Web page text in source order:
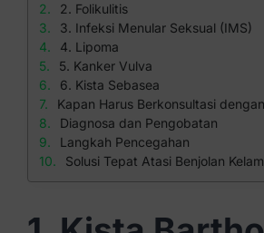
2. Folikulitis
3. Infeksi Menular Seksual (IMS)
4. Lipoma
5. Kanker Vulva
6. Kista Sebasea
Kapan Harus Berkonsultasi
Diagnosa dan Pengobatan
Langkah Pencegahan
Solusi Tepat Atasi Benjolan